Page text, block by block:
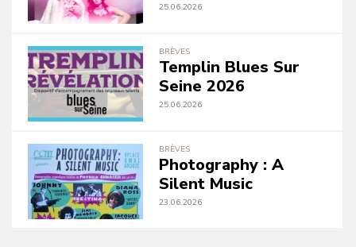
25.06.2026
BRÈVES
Templin Blues Sur
Seine 2026
25.06.2026
BRÈVES
Photography : A
Silent Music
23.06.2026